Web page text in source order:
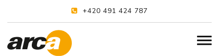
+420 491 424 787